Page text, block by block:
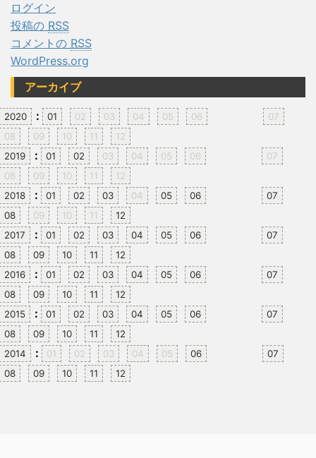
ログイン
投稿の RSS
コメントの RSS
WordPress.org
アーカイブ
2020 : 01 02 03 04 05 06
07
08
09 10 11
12
2019
: 01 02 03 04 05 06
07
08
09 10 11
12
2018
: 01 02 03 04 05 06
07
08
09 10 11
12
2017
: 01 02 03 04 05 06
07
08
09 10 11
12
2016
: 01 02 03 04 05 06
07
08
09 10 11
12
2015
: 01 02 03 04 05 06
07
08
09 10 11
12
2014
: 01 02 03 04 05 06
07
08
09 10 11 12